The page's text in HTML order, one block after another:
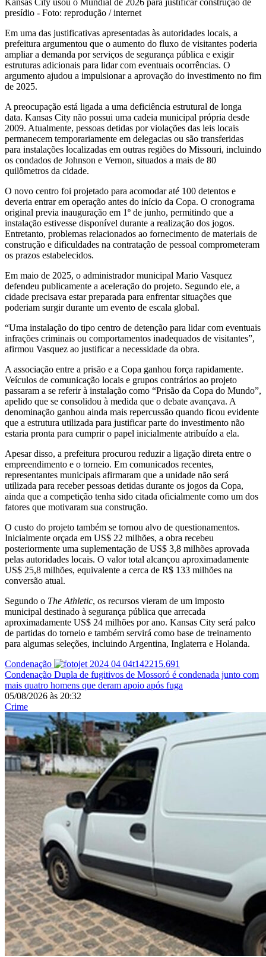
presídio - Foto: reprodução / internet
Em uma das justificativas apresentadas às autoridades locais, a
prefeitura argumentou que o aumento do fluxo de visitantes poderia
ampliar a demanda por serviços de segurança pública e exigir
estruturas adicionais para lidar com eventuais ocorrências. O
argumento ajudou a impulsionar a aprovação do investimento no fim
de 2025.
A preocupação está ligada a uma deficiência estrutural de longa
data. Kansas City não possui uma cadeia municipal própria desde
2009. Atualmente, pessoas detidas por violações das leis locais
permanecem temporariamente em delegacias ou são transferidas
para instalações localizadas em outras regiões do Missouri, incluindo
os condados de Johnson e Vernon, situados a mais de 80
quilômetros da cidade.
O novo centro foi projetado para acomodar até 100 detentos e
deveria entrar em operação antes do início da Copa. O cronograma
original previa inauguração em 1º de junho, permitindo que a
instalação estivesse disponível durante a realização dos jogos.
Entretanto, problemas relacionados ao fornecimento de materiais de
construção e dificuldades na contratação de pessoal comprometeram
os prazos estabelecidos.
Em maio de 2025, o administrador municipal Mario Vasquez
defendeu publicamente a aceleração do projeto. Segundo ele, a
cidade precisava estar preparada para enfrentar situações que
poderiam surgir durante um evento de escala global.
“Uma instalação do tipo centro de detenção para lidar com eventuais
infrações criminais ou comportamentos inadequados de visitantes”,
afirmou Vasquez ao justificar a necessidade da obra.
A associação entre a prisão e a Copa ganhou força rapidamente.
Veículos de comunicação locais e grupos contrários ao projeto
passaram a se referir à instalação como “Prisão da Copa do Mundo”,
apelido que se consolidou à medida que o debate avançava. A
denominação ganhou ainda mais repercussão quando ficou evidente
que a estrutura utilizada para justificar parte do investimento não
estaria pronta para cumprir o papel inicialmente atribuído a ela.
Apesar disso, a prefeitura procurou reduzir a ligação direta entre o
empreendimento e o torneio. Em comunicados recentes,
representantes municipais afirmaram que a unidade não será
utilizada para receber pessoas detidas durante os jogos da Copa,
ainda que a competição tenha sido citada oficialmente como um dos
fatores que motivaram sua construção.
O custo do projeto também se tornou alvo de questionamentos.
Inicialmente orçada em US$ 22 milhões, a obra recebeu
posteriormente uma suplementação de US$ 3,8 milhões aprovada
pelas autoridades locais. O valor total alcançou aproximadamente
US$ 25,8 milhões, equivalente a cerca de R$ 133 milhões na
conversão atual.
Segundo o The Athletic, os recursos vieram de um imposto
municipal destinado à segurança pública que arrecada
aproximadamente US$ 24 milhões por ano. Kansas City será palco
de partidas do torneio e também servirá como base de treinamento
para algumas seleções, incluindo Argentina, Inglaterra e Holanda.
Condenação
Condenação Dupla de fugitivos de Mossoró é condenada junto com
mais quatro homens que deram apoio após fuga
05/08/2026 às 20:32
Crime